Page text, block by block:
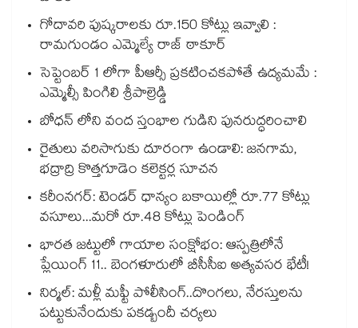
గోదావరి పుష్కరాలకు రూ.150 కోట్లు ఇవ్వాలి :
రామగుండం ఎమ్మెల్యే రాజ్ ఠాకూర్
సెప్టెంబర్ 1 లోగా పీఆర్సీ ప్రకటించకపోతే ఉద్యమమే :
ఎమ్మెల్సీ పింగిలి శ్రీపాల్రెడ్డి
బోధన్ లోని వంద స్తంభాల గుడిని పునరుద్ధరించాలి
రైతులు వరిసాగుకు దూరంగా ఉండాలి: జనగామ,
భద్రాద్రి కొత్తగూడెం కలెక్టర్ల సూచన
కరీంనగర్: టెండర్ ధాన్యం బకాయిల్లో రూ.77 కోట్లు
వసూలు...మరో రూ.48 కోట్లు పెండింగ్
భారత జట్టులో గాయాల సంక్షోభం: ఆస్పత్రిలోనే
ప్లేయింగ్ 11.. బెంగళూరులో బీసీసీఐ అత్యవసర భేటీ!
నిర్మల్: మళ్లీ మఫ్టీ పోలీసింగ్..దొంగలు, నేరస్తులను
పట్టుకునేందుకు పకడ్బందీ చర్యలు